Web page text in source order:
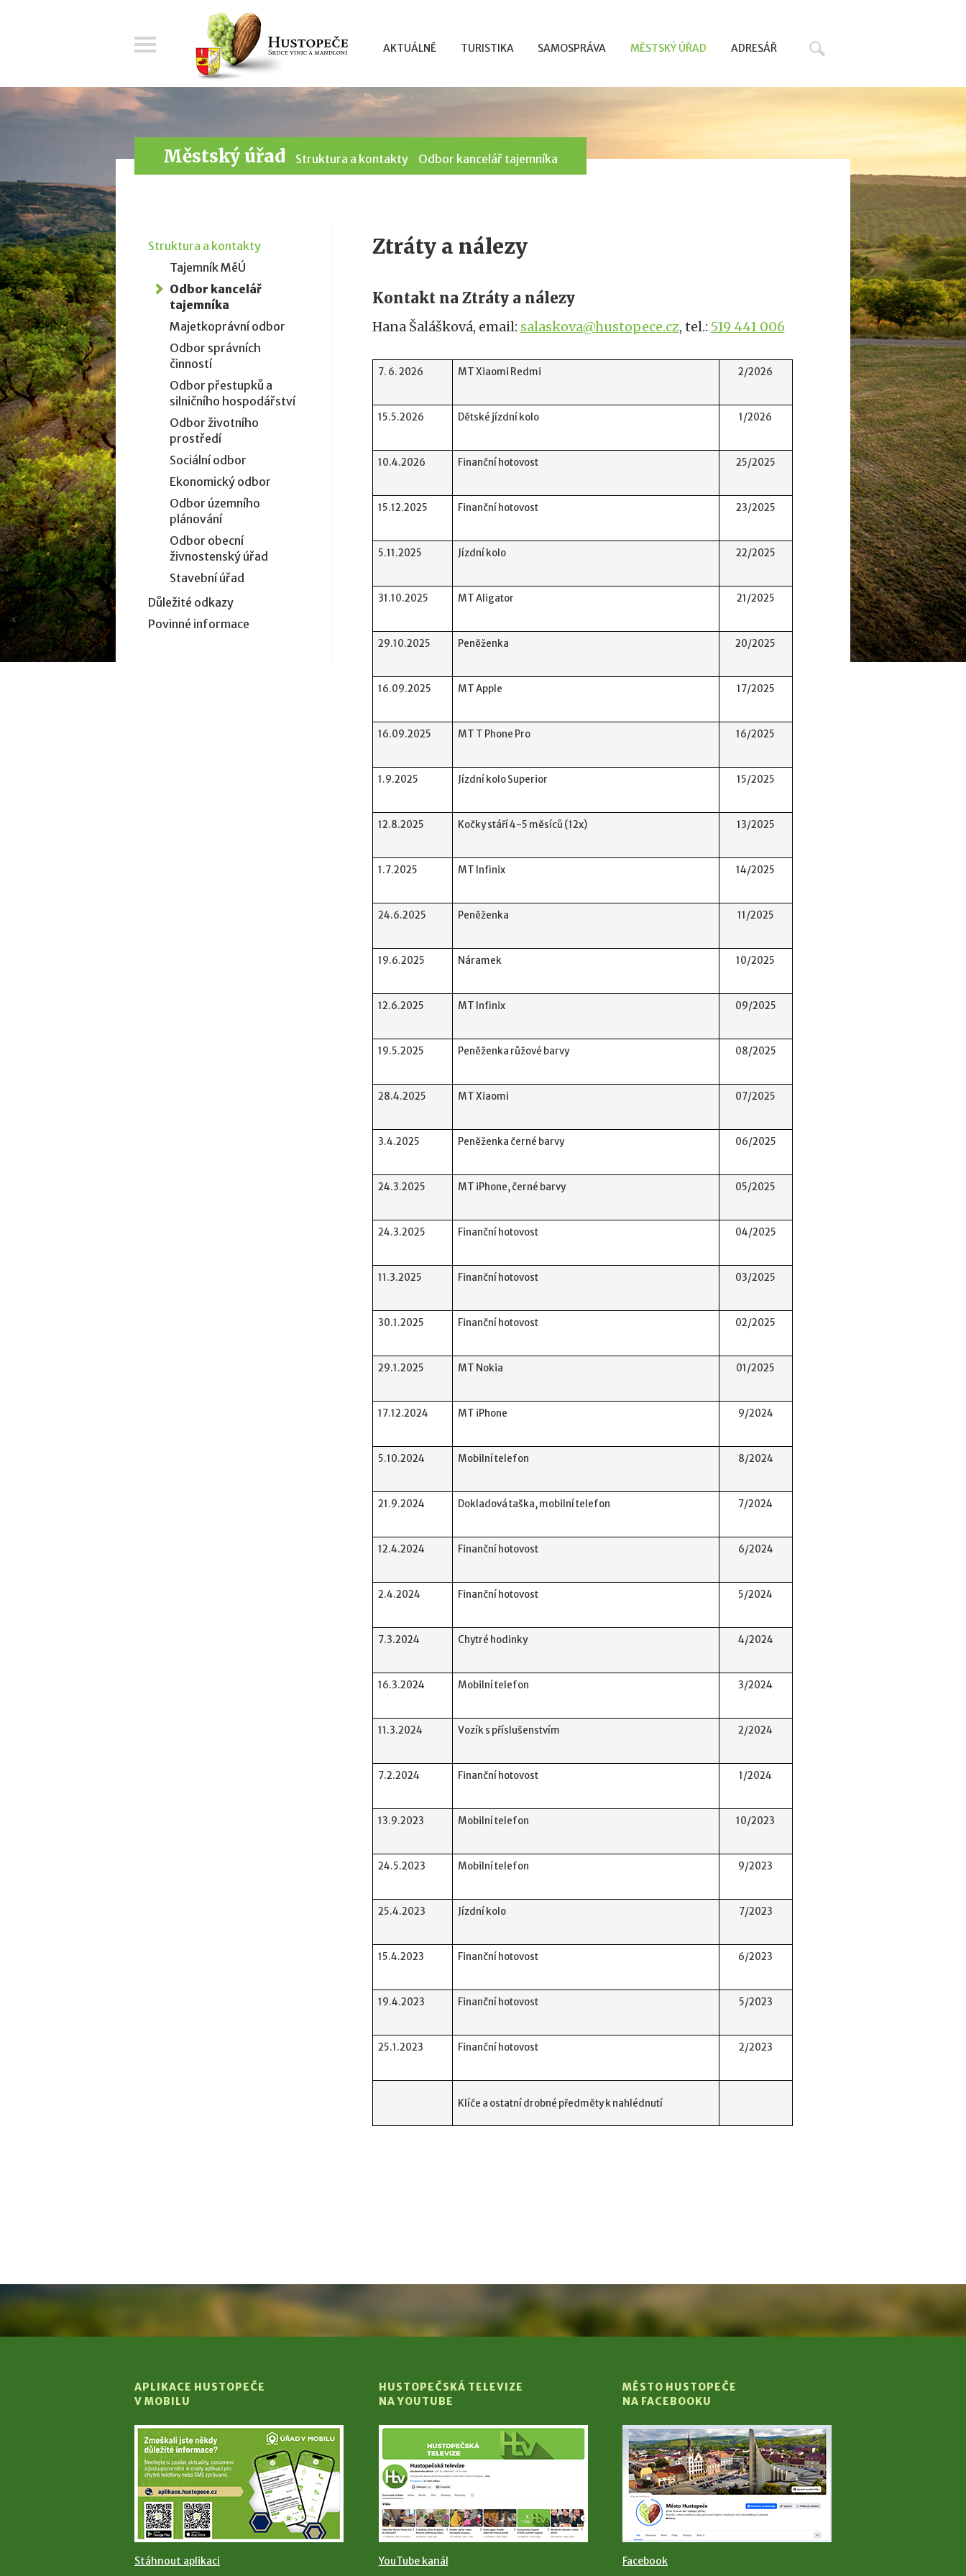
AKTUÁLNĚ TURISTIKA SAMOSPRÁVA MĚSTSKÝ ÚŘAD ADRESÁŘ
Městský úřad Struktura a kontakty Odbor kancelář tajemníka
Ztráty a nálezy
Kontakt na Ztráty a nálezy
Hana Šalášková, email: salaskova@hustopece.cz, tel.: 519 441 006
7. 6. 2026 MT Xiaomi Redmi 2/2026
15.5.2026 Dětské jízdní kolo 1/2026
10.4.2026 Finanční hotovost 25/2025
15.12.2025 Finanční hotovost 23/2025
5.11.2025 Jízdní kolo 22/2025
31.10.2025 MT Aligator 21/2025
29.10.2025 Peněženka 20/2025
16.09.2025 MT Apple 17/2025
16.09.2025 MT T Phone Pro 16/2025
1.9.2025 Jízdní kolo Superior 15/2025
12.8.2025 Kočky stáří 4-5 měsíců (12x) 13/2025
1.7.2025 MT Infinix 14/2025
24.6.2025 Peněženka 11/2025
19.6.2025 Náramek 10/2025
12.6.2025 MT Infinix 09/2025
19.5.2025 Peněženka růžové barvy 08/2025
28.4.2025 MT Xiaomi 07/2025
3.4.2025 Peněženka černé barvy 06/2025
24.3.2025 MT iPhone, černé barvy 05/2025
24.3.2025 Finanční hotovost 04/2025
11.3.2025 Finanční hotovost 03/2025
30.1.2025 Finanční hotovost 02/2025
29.1.2025 MT Nokia 01/2025
17.12.2024 MT iPhone 9/2024
5.10.2024 Mobilní telefon 8/2024
21.9.2024 Dokladová taška, mobilní telefon 7/2024
12.4.2024 Finanční hotovost 6/2024
2.4.2024 Finanční hotovost 5/2024
7.3.2024 Chytré hodinky 4/2024
16.3.2024 Mobilní telefon 3/2024
11.3.2024 Vozík s příslušenstvím 2/2024
7.2.2024 Finanční hotovost 1/2024
13.9.2023 Mobilní telefon 10/2023
24.5.2023 Mobilní telefon 9/2023
25.4.2023 Jízdní kolo 7/2023
15.4.2023 Finanční hotovost 6/2023
19.4.2023 Finanční hotovost 5/2023
25.1.2023 Finanční hotovost 2/2023
Klíče a ostatní drobné předměty k nahlédnutí
Struktura a kontakty
Tajemník MěÚ
Odbor kancelář
tajemníka
Majetkoprávní odbor
Odbor správních
činností
Odbor přestupků a
silničního hospodářství
Odbor životního
prostředí
Sociální odbor
Ekonomický odbor
Odbor územního
plánování
Odbor obecní
živnostenský úřad
Stavební úřad
Důležité odkazy
Povinné informace
APLIKACE HUSTOPEČE
V MOBILU
Stáhnout aplikaci
HUSTOPEČSKÁ TELEVIZE
NA YOUTUBE
YouTube kanál
MĚSTO HUSTOPEČE
NA FACEBOOKU
Facebook